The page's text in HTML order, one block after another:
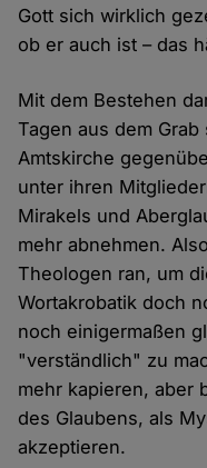
Gott sich wirklich
ob er auch ist – das
Mit dem Bestehen
Tagen aus dem
Amtskirche
unter ihren
Mirakels und
mehr abnehmen.
Theologen ran, um
Wortakrobatik doch
noch einigermaßen
"verständlich" zu
mehr kapieren, aber
des Glaubens, als
akzeptieren.